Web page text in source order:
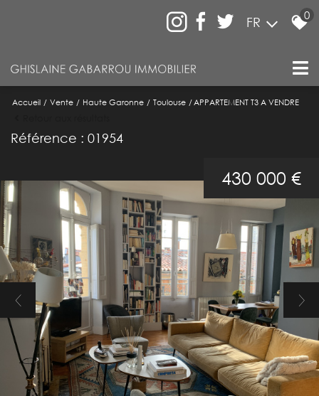
FR 0
Accueil Vente Haute Garonne Toulouse APPARTEMENT T3 A VENDRE
Référence : 01954
430 000 €